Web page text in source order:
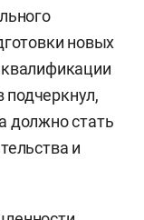
новых
должно стать
и